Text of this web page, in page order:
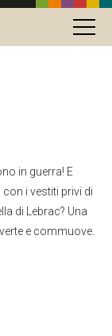
in guerra! E
i vestiti privi di
di Lebrac? Una
e commuove.